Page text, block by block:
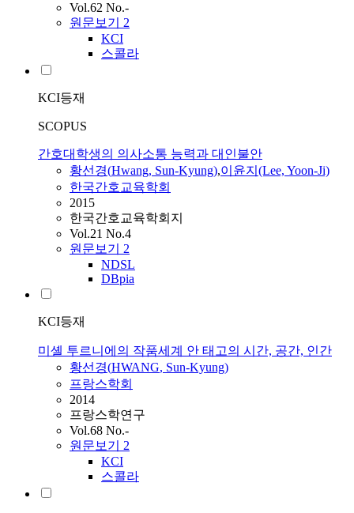
Vol.62 No.-
원문보기 2
KCI
스콜라
KCI등재
SCOPUS
간호대학생의 의사소통 능력과 대인불안
황선경(Hwang, Sun-Kyung),이윤지(Lee, Yoon-Ji)
한국간호교육학회
2015
한국간호교육학회지
Vol.21 No.4
원문보기 2
NDSL
DBpia
KCI등재
미셸 투르니에의 작품세계 안 태고의 시간, 공간, 인간
황선경(HWANG, Sun-Kyung)
프랑스학회
2014
프랑스학연구
Vol.68 No.-
원문보기 2
KCI
스콜라